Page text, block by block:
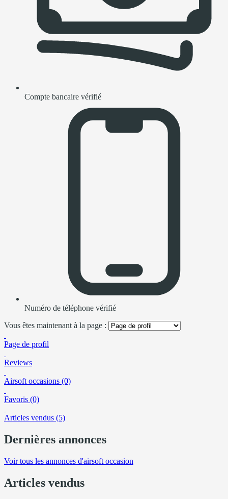
Compte bancaire vérifié
Numéro de téléphone vérifié
Vous êtes maintenant à la page :
Page de profil
Reviews
Airsoft occasions (0)
Favoris (0)
Articles vendus (5)
Dernières annonces
Voir tous les annonces d'airsoft occasion
Articles vendus